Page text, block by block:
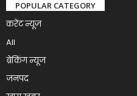
POPULAR CATEGORY
करेंट न्यूज़
All
ब्रेकिंग न्यूज
जनपद